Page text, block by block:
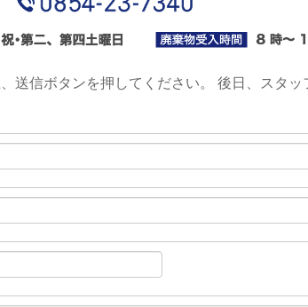
送信ボタンを押してください。 後日、スタッ